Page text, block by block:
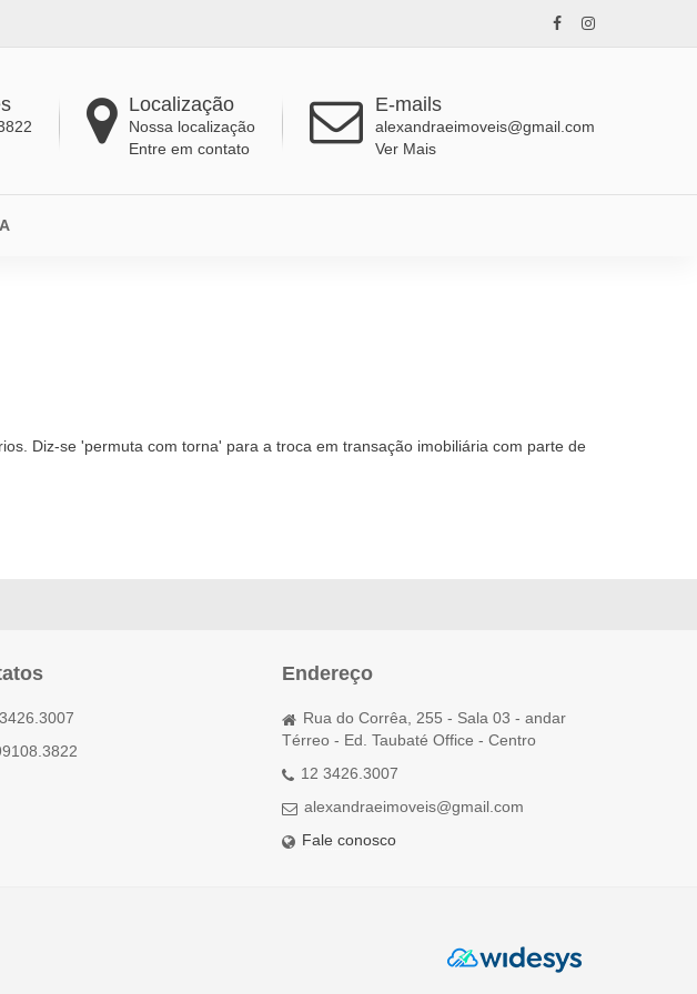
Localização
Nossa localização
Entre em contato
E-mails
alexandraeimoveis@gmail.com
Ver Mais
Diz-se 'permuta com torna' para a troca em transação imobiliária com parte de
Endereço
Rua do Corrêa, 255 - Sala 03 - andar
Térreo - Ed. Taubaté Office - Centro
12 3426.3007
alexandraeimoveis@gmail.com
Fale conosco